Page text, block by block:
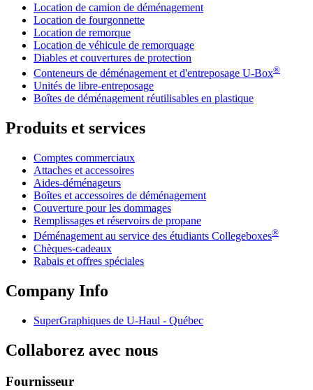
Location de camion de déménagement
Location de fourgonnette
Location de remorque
Location de véhicule de remorquage
Diables et couvertures de protection
Conteneurs de déménagement et d'entreposage U-Box®
Unités de libre-entreposage
Boîtes de déménagement réutilisables en plastique
Produits et services
Comptes commerciaux
Attaches et accessoires
Aides-déménageurs
Boîtes et accessoires de déménagement
Couverture pour les dommages
Remplissages et réservoirs de propane
Déménagement au service des étudiants Collegeboxes®
Chèques-cadeaux
Rabais et offres spéciales
Company Info
SuperGraphiques de U-Haul - Québec
Collaborez avec nous
Fournisseur